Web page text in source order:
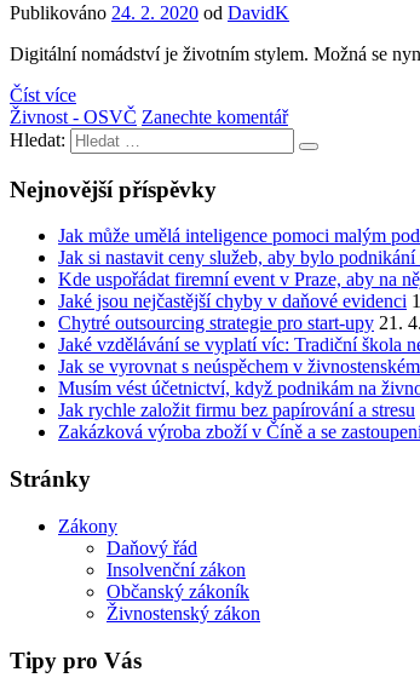
Publikováno 24. 2. 2020 od DavidK
Digitální nomádství je životním stylem. Možná se
Číst více
Živnost - OSVČ Zanechte komentář
Hledat:
Nejnovější příspěvky
Jak může umělá inteligence pomoci malým
Jak si nastavit ceny služeb, aby bylo
Kde uspořádat firemní event v Praze, aby na
Jaké jsou nejčastější chyby v daňové evidenci
Chytré outsourcing strategie pro start-upy 21.
Jaké vzdělávání se vyplatí víc: Tradiční škola
Jak se vyrovnat s neúspěchem v
Musím vést účetnictví, když podnikám na
Jak rychle založit firmu bez papírování a stresu
Zakázková výroba zboží v Číně a se
Stránky
Zákony
Daňový řád
Insolvenční zákon
Občanský zákoník
Živnostenský zákon
Tipy pro Vás